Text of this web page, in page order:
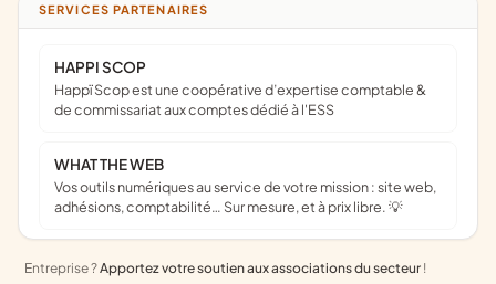
SERVICES PARTENAIRES
HAPPI SCOP
Happï Scop est une coopérative d’expertise comptable &
de commissariat aux comptes dédié à l'ESS
WHAT THE WEB
Vos outils numériques au service de votre mission : site web,
adhésions, comptabilité… Sur mesure, et à prix libre. 💡
Entreprise ?Apportez votre soutien aux associations du secteur !